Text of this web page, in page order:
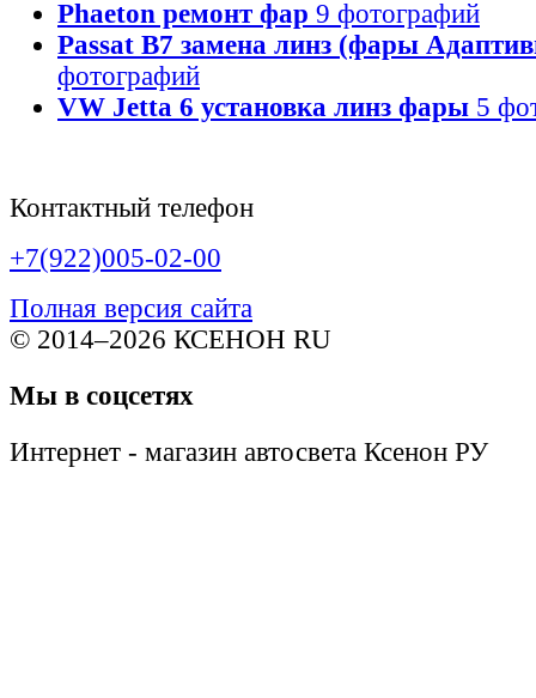
Phaeton ремонт фар 9 фотографий
Passat B7 замена линз (фары
фотографий
VW Jetta 6 установка линз фары 5
Контактный телефон
+7(922)005-02-00
Полная версия сайта
© 2014–2026 КСЕНОН RU
Мы в соцсетях
Интернет - магазин автосвета Ксенон РУ